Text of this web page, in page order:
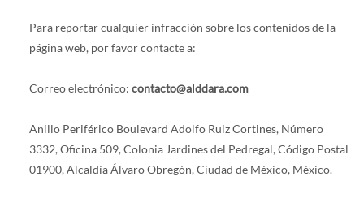
Para reportar cualquier infracción sobre los contenidos de la
página web, por favor contacte a:
Correo electrónico: contacto@alddara.com
Anillo Periférico Boulevard Adolfo Ruiz Cortines, Número
3332, Oficina 509, Colonia Jardines del Pedregal, Código Postal
01900, Alcaldía Álvaro Obregón, Ciudad de México, México.